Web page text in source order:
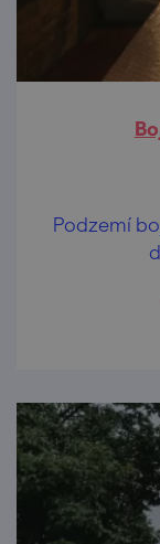
Podzemí